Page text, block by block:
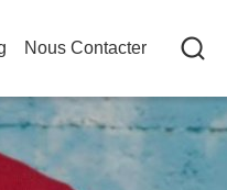
Nous Contacter